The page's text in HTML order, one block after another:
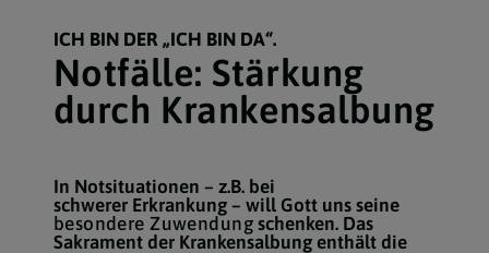
ICH BIN DER „ICH BIN DA“.
Notfälle: Stärkung
durch Krankensalbung
In Notsituationen – z.B. bei
schwerer Erkrankung – will Gott uns seine
besondere Zuwendung schenken. Das
Sakrament der Krankensalbung enthält die